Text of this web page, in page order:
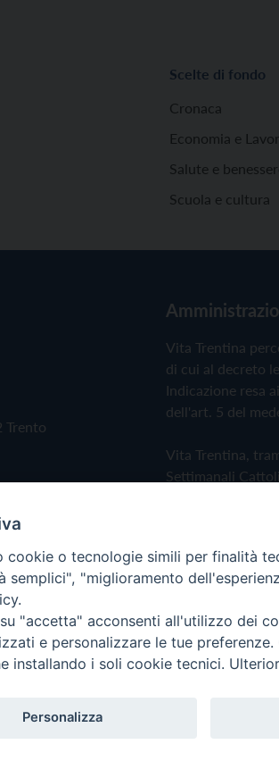
Scelte di fondo
Cronaca
Economia e
Salute e
Scuola e cultura
Trento
Vita Trentina
di cui al decreto
Indicazione resa
dell'art. 5 del
Vita Trentina,
Settimanali
Privacy Policy
riservati - Vita Trentina Editrice
cookie o tecnologie simili per finalità
semplici", "miglioramento
"accetta" acconsenti all'utilizzo dei
e personalizzare le tue
installando i soli cookie tecnici.
Personalizza